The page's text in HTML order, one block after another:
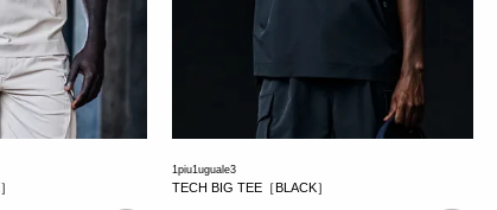
1piu1uguale3
TECH BIG TEE［BLACK］